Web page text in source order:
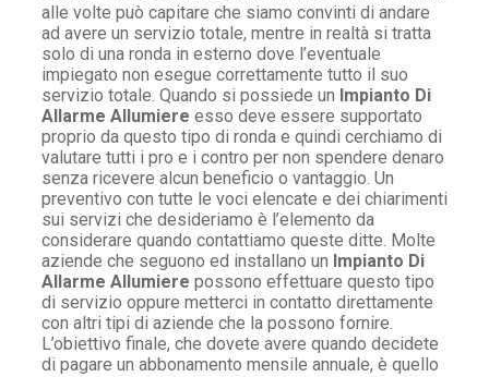
alle volte può capitare che siamo convinti di andare
ad avere un servizio totale, mentre in realtà si tratta
solo di una ronda in esterno dove l’eventuale
impiegato non esegue correttamente tutto il suo
servizio totale. Quando si possiede un Impianto Di
Allarme Allumiere esso deve essere supportato
proprio da questo tipo di ronda e quindi cerchiamo di
valutare tutti i pro e i contro per non spendere denaro
senza ricevere alcun beneficio o vantaggio. Un
preventivo con tutte le voci elencate e dei chiarimenti
sui servizi che desideriamo è l’elemento da
considerare quando contattiamo queste ditte. Molte
aziende che seguono ed installano un Impianto Di
Allarme Allumiere possono effettuare questo tipo
di servizio oppure metterci in contatto direttamente
con altri tipi di aziende che la possono fornire.
L’obiettivo finale, che dovete avere quando decidete
di pagare un abbonamento mensile annuale, è quello